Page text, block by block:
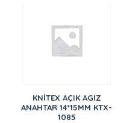
KNİTEX AÇIK AGIZ
ANAHTAR 14*15MM KTX-
1085